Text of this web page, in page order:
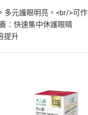
多元護眼明亮。<br/>可作
：快速集中休護眼睛
提升